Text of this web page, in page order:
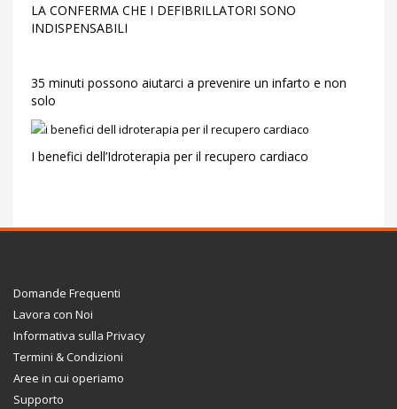
LA CONFERMA CHE I DEFIBRILLATORI SONO
INDISPENSABILI
35 minuti possono aiutarci a prevenire un infarto e non
solo
I benefici dell’Idroterapia per il recupero cardiaco
Domande Frequenti
Lavora con Noi
Informativa sulla Privacy
Termini & Condizioni
Aree in cui operiamo
Supporto